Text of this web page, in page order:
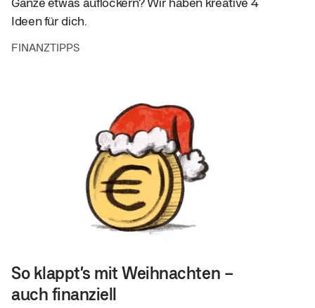
Ideen für dich.
FINANZTIPPS
So klappt’s mit Weihnachten –
auch finanziell